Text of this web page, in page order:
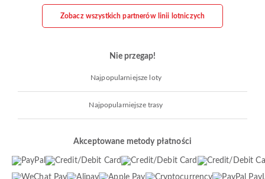
Zobacz wszystkich partnerów linii lotniczych
Nie przegap!
Najpopularniejsze loty
Najpopularniejsze trasy
Akceptowane metody płatności